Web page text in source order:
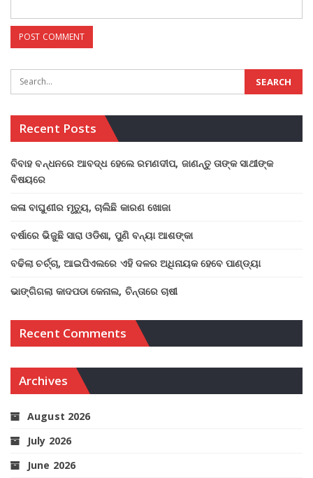
Recent Posts
ବିବାହ ବନ୍ଧନରେ ଆବଦ୍ଧ ହେଲେ ରମଣଦୀପ, ଜାଣନ୍ତୁ ତାଙ୍କ ସାଥୀଙ୍କ
ବିଷୟରେ
କଳା ବାଘୁଣୀର ମୃତ୍ୟୁ, ଚାଲିଛି କାରଣ ଖୋଜା
ବର୍ଷାରେ ଭିଜୁଛି ସାରା ଓଡିଶା, ପୁଣି ବନ୍ୟା ଆଶଙ୍କା
ବଢିଲା ଚର୍ଚ୍ଚା, ଆଇପିଏଲରେ ଏହି ଦଳର ଅଧିନାୟକ ହେବେ ପାଣ୍ଡ୍ୟା
ଭାଙ୍ଗିଗଲା କାଦପଡା କେନାଲ, ଚିନ୍ତାରେ ଚାଷୀ
Recent Comments
Archives
August 2026
July 2026
June 2026